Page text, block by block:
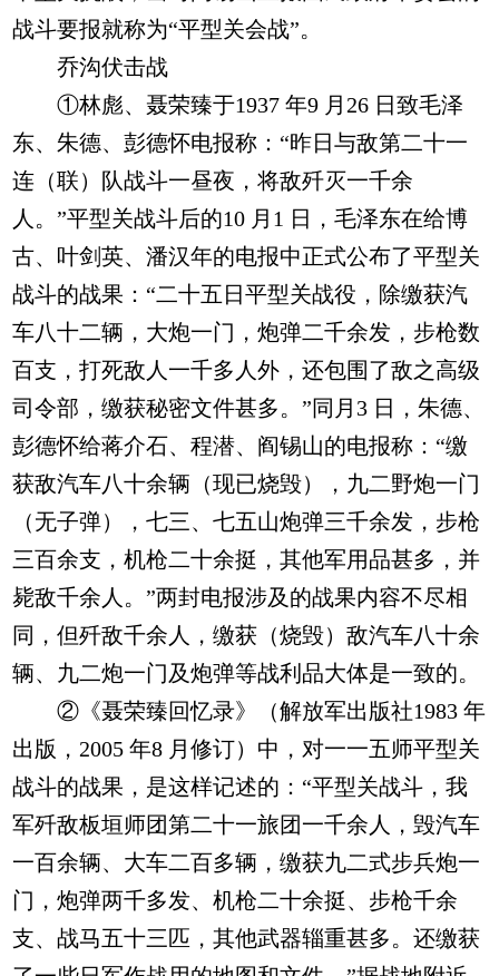
战斗要报就称为“平型关会战”。
乔沟伏击战
①林彪、聂荣臻于1937 年9 月26 日致毛泽
东、朱德、彭德怀电报称：“昨日与敌第二十一
连（联）队战斗一昼夜，将敌歼灭一千余
人。”平型关战斗后的10 月1 日，毛泽东在给博
古、叶剑英、潘汉年的电报中正式公布了平型关
战斗的战果：“二十五日平型关战役，除缴获汽
车八十二辆，大炮一门，炮弹二千余发，步枪数
百支，打死敌人一千多人外，还包围了敌之高级
司令部，缴获秘密文件甚多。”同月3 日，朱德、
彭德怀给蒋介石、程潜、阎锡山的电报称：“缴
获敌汽车八十余辆（现已烧毁），九二野炮一门
（无子弹），七三、七五山炮弹三千余发，步枪
三百余支，机枪二十余挺，其他军用品甚多，并
毙敌千余人。”两封电报涉及的战果内容不尽相
同，但歼敌千余人，缴获（烧毁）敌汽车八十余
辆、九二炮一门及炮弹等战利品大体是一致的。
②《聂荣臻回忆录》（解放军出版社1983 年
出版，2005 年8 月修订）中，对一一五师平型关
战斗的战果，是这样记述的：“平型关战斗，我
军歼敌板垣师团第二十一旅团一千余人，毁汽车
一百余辆、大车二百多辆，缴获九二式步兵炮一
门，炮弹两千多发、机枪二十余挺、步枪千余
支、战马五十三匹，其他武器辎重甚多。还缴获